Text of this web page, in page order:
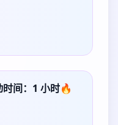
间：1 小时🔥